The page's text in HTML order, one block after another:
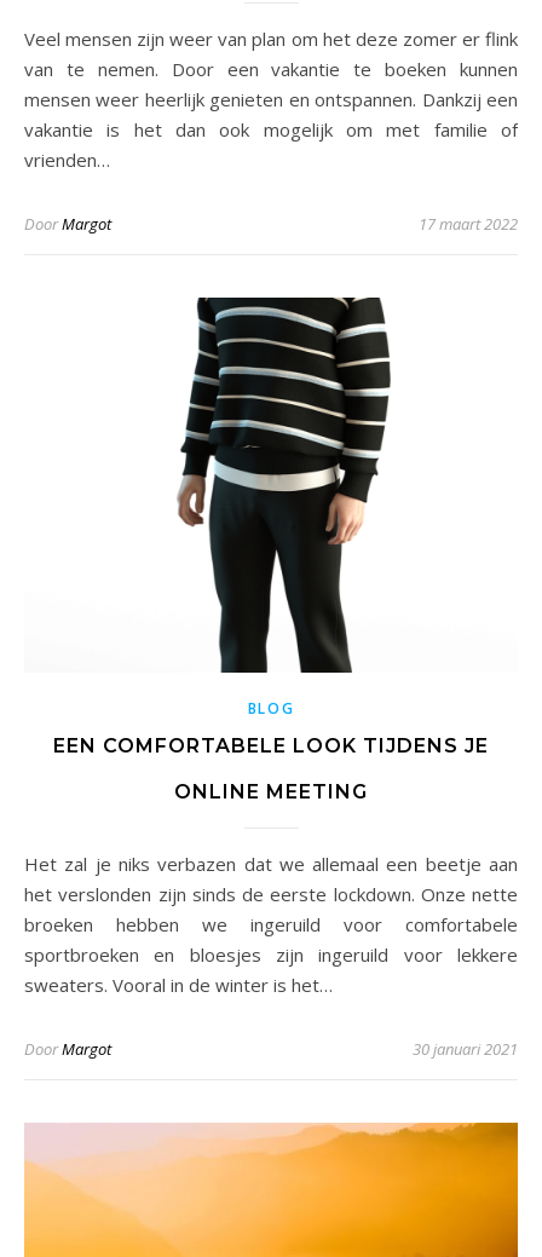
Veel mensen zijn weer van plan om het deze zomer er flink
van te nemen. Door een vakantie te boeken kunnen
mensen weer heerlijk genieten en ontspannen. Dankzij een
vakantie is het dan ook mogelijk om met familie of
vrienden…
DoorMargot 17 maart 2022
BLOG
EEN COMFORTABELE LOOK TIJDENS JE
ONLINE MEETING
Het zal je niks verbazen dat we allemaal een beetje aan
het verslonden zijn sinds de eerste lockdown. Onze nette
broeken hebben we ingeruild voor comfortabele
sportbroeken en bloesjes zijn ingeruild voor lekkere
sweaters. Vooral in de winter is het…
DoorMargot 30 januari 2021